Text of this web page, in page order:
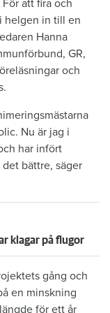
att fira och
helgen in till en
Hanna
GR,
och
Nu är jag i
har infört
bättre, säger
klagar på flugor
gång och
en minskning
för ett år